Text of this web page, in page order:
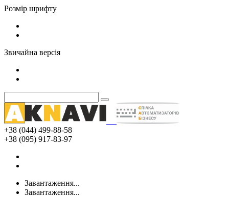
Розмір шрифту
Звичайна версія
+38 (044) 499-88-58
+38 (095) 917-83-97
Завантаження...
Завантаження...